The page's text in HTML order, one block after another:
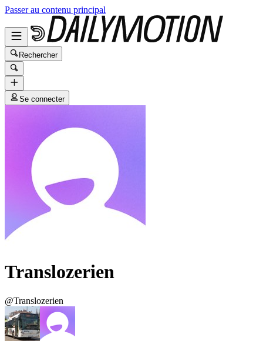
Passer au contenu principal
Rechercher
Se connecter
Translozerien
@Translozerien